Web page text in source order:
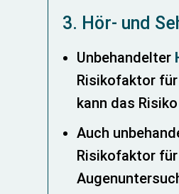
3. Hör- und
Unbehandelter
Risikofaktor für
kann das
Auch
Risikofaktor